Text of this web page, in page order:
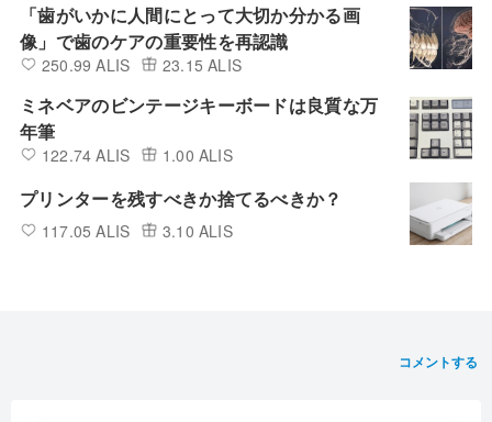
「歯がいかに人間にとって大切か分かる画
像」で歯のケアの重要性を再認識
250.99 ALIS 23.15 ALIS
ミネベアのビンテージキーボードは良質な万
年筆
122.74 ALIS 1.00 ALIS
プリンターを残すべきか捨てるべきか？
117.05 ALIS 3.10 ALIS
コメントする